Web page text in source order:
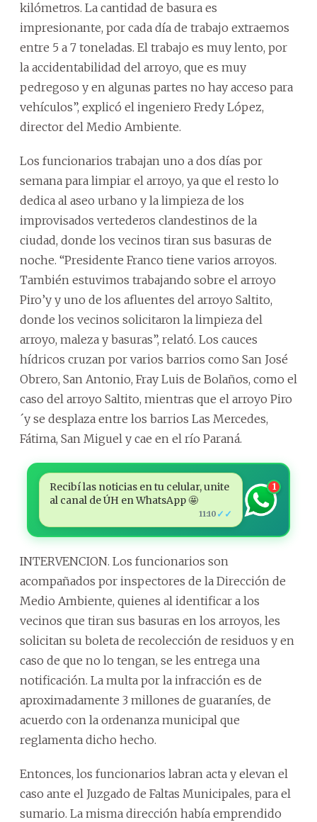
kilómetros. La cantidad de basura es
impresionante, por cada día de trabajo extraemos
entre 5 a 7 toneladas. El trabajo es muy lento, por
la accidentabilidad del arroyo, que es muy
pedregoso y en algunas partes no hay acceso para
vehículos”, explicó el ingeniero Fredy López,
director del Medio Ambiente.
Los funcionarios trabajan uno a dos días por
semana para limpiar el arroyo, ya que el resto lo
dedica al aseo urbano y la limpieza de los
improvisados vertederos clandestinos de la
ciudad, donde los vecinos tiran sus basuras de
noche. “Presidente Franco tiene varios arroyos.
También estuvimos trabajando sobre el arroyo
Piro’y y uno de los afluentes del arroyo Saltito,
donde los vecinos solicitaron la limpieza del
arroyo, maleza y basuras”, relató. Los cauces
hídricos cruzan por varios barrios como San José
Obrero, San Antonio, Fray Luis de Bolaños, como el
caso del arroyo Saltito, mientras que el arroyo Piro
´y se desplaza entre los barrios Las Mercedes,
Fátima, San Miguel y cae en el río Paraná.
Recibí las noticias en tu celular, unite
al canal de ÚH en WhatsApp 🤩
11:10 ✓✓
1
INTERVENCION. Los funcionarios son
acompañados por inspectores de la Dirección de
Medio Ambiente, quienes al identificar a los
vecinos que tiran sus basuras en los arroyos, les
solicitan su boleta de recolección de residuos y en
caso de que no lo tengan, se les entrega una
notificación. La multa por la infracción es de
aproximadamente 3 millones de guaraníes, de
acuerdo con la ordenanza municipal que
reglamenta dicho hecho.
Entonces, los funcionarios labran acta y elevan el
caso ante el Juzgado de Faltas Municipales, para el
sumario. La misma dirección había emprendido